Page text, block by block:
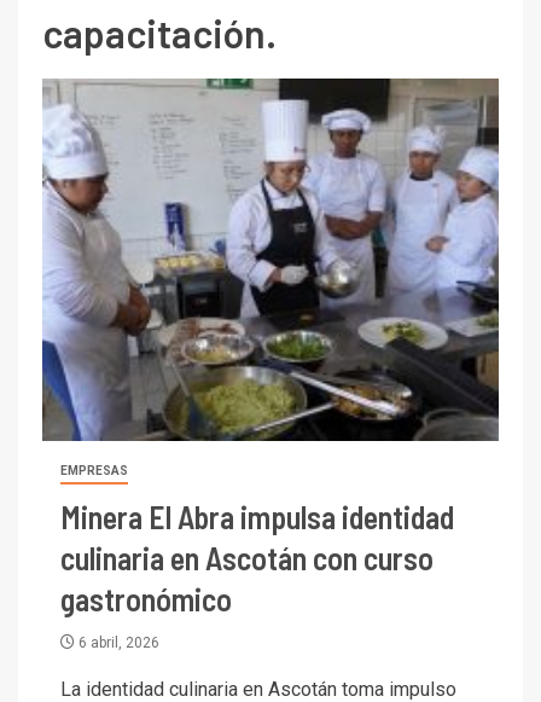
capacitación.
EMPRESAS
Minera El Abra impulsa identidad
culinaria en Ascotán con curso
gastronómico
6 abril, 2026
La identidad culinaria en Ascotán toma impulso